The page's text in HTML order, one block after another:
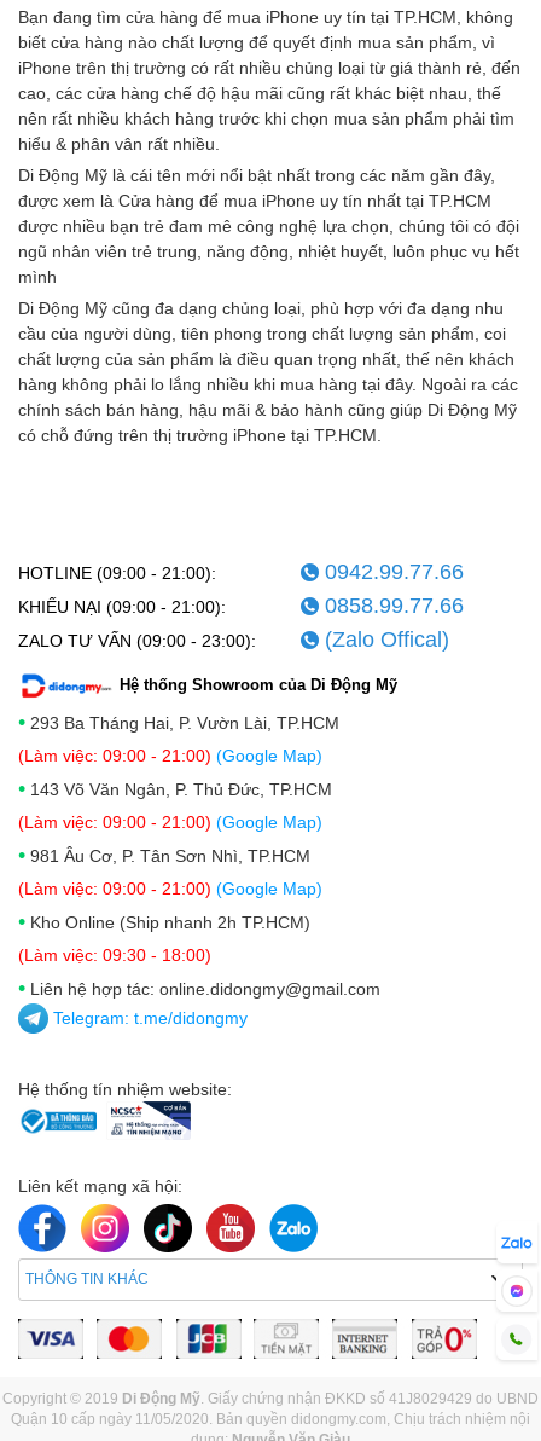
Bạn đang tìm cửa hàng để mua iPhone uy tín tại TP.HCM, không
biết cửa hàng nào chất lượng để quyết định mua sản phẩm, vì
iPhone trên thị trường có rất nhiều chủng loại từ giá thành rẻ, đến
cao, các cửa hàng chế độ hậu mãi cũng rất khác biệt nhau, thế
nên rất nhiều khách hàng trước khi chọn mua sản phẩm phải tìm
hiểu & phân vân rất nhiều.
Di Động Mỹ là cái tên mới nổi bật nhất trong các năm gần đây,
được xem là Cửa hàng để mua iPhone uy tín nhất tại TP.HCM
được nhiều bạn trẻ đam mê công nghệ lựa chọn, chúng tôi có đội
ngũ nhân viên trẻ trung, năng động, nhiệt huyết, luôn phục vụ hết
mình
Di Động Mỹ cũng đa dạng chủng loại, phù hợp với đa dạng nhu
cầu của người dùng, tiên phong trong chất lượng sản phẩm, coi
chất lượng của sản phẩm là điều quan trọng nhất, thế nên khách
hàng không phải lo lắng nhiều khi mua hàng tại đây. Ngoài ra các
chính sách bán hàng, hậu mãi & bảo hành cũng giúp Di Động Mỹ
có chỗ đứng trên thị trường iPhone tại TP.HCM.
HOTLINE (09:00 - 21:00): 0942.99.77.66
KHIẾU NẠI (09:00 - 21:00): 0858.99.77.66
ZALO TƯ VẤN (09:00 - 23:00): (Zalo Offical)
Hệ thống Showroom của Di Động Mỹ
• 293 Ba Tháng Hai, P. Vườn Lài, TP.HCM
(Làm việc: 09:00 - 21:00) (Google Map)
• 143 Võ Văn Ngân, P. Thủ Đức, TP.HCM
(Làm việc: 09:00 - 21:00) (Google Map)
• 981 Âu Cơ, P. Tân Sơn Nhì, TP.HCM
(Làm việc: 09:00 - 21:00) (Google Map)
• Kho Online (Ship nhanh 2h TP.HCM)
(Làm việc: 09:30 - 18:00)
• Liên hệ hợp tác: online.didongmy@gmail.com
Telegram: t.me/didongmy
Hệ thống tín nhiệm website:
Liên kết mạng xã hội:
THÔNG TIN KHÁC
Copyright © 2019 Di Động Mỹ. Giấy chứng nhận ĐKKD số 41J8029429 do UBND
Quận 10 cấp ngày 11/05/2020. Bản quyền didongmy.com, Chịu trách nhiệm nội